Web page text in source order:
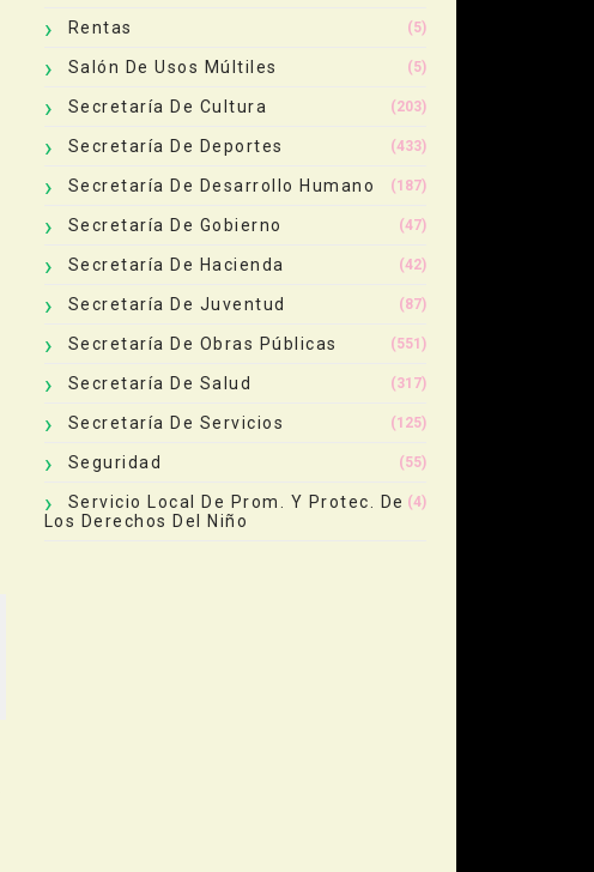
Rentas (5)
Salón De Usos Múltiles (5)
Secretaría De Cultura (203)
Secretaría De Deportes (433)
Secretaría De Desarrollo Humano (187)
Secretaría De Gobierno (47)
Secretaría De Hacienda (42)
Secretaría De Juventud (87)
Secretaría De Obras Públicas (551)
Secretaría De Salud (317)
Secretaría De Servicios (125)
Seguridad (55)
Servicio Local De Prom. Y Protec. De
Los Derechos Del Niño
(4)